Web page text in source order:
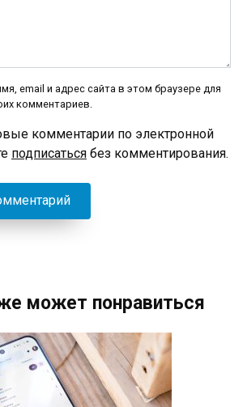
email и адрес сайта в этом браузере для
комментариев.
комментарии по электронной
подписаться без комментирования.
может понравиться